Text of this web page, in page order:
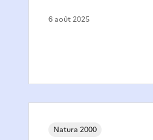
6 août 2025
Natura 2000